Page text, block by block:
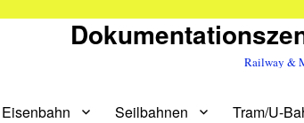
Railway &
Eisenbahn Seilbahnen Tram/U-